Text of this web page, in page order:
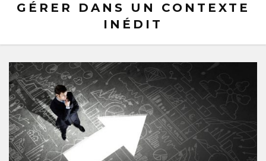
GÉRER DANS UN CONTEXTE
INÉDIT